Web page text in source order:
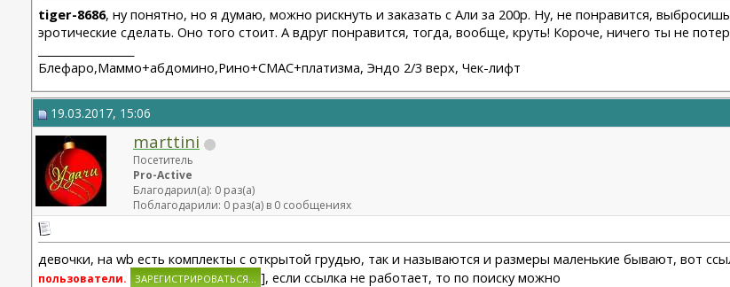
tiger-8686, ну понятно, но я думаю, можно рискнуть и заказать с Али за 200р. Ну, не понравится,
эротические сделать. Оно того стоит. А вдруг понравится, тогда, вообще, круть! Короче, ничего ты не
Блефаро,Маммо+абдомино,Рино+СМАС+платизма, Эндо 2/3 верх, Чек-лифт
19.03.2017, 15:06
marttini
Посетитель
Pro-Active
Благодарил(а): 0 раз(а)
Поблагодарили: 0 раз(а) в 0 сообщениях
девочки, на wb есть комплекты с открытой грудью, так и называются и размеры маленькие бывают, вот
пользователи.
], если ссылка не работает, то по поиску можно